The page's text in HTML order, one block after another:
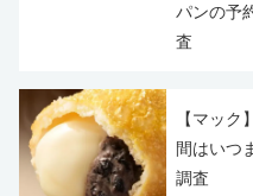
パンの予
査
【マッ
間はいつ
調査